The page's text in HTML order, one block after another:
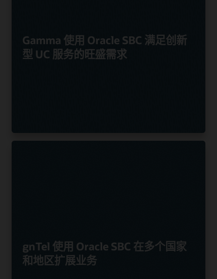
Gamma 使用 Oracle SBC 满足创新
型 UC 服务的旺盛需求
gnTel 使用 Oracle SBC 在多个国家
和地区扩展业务